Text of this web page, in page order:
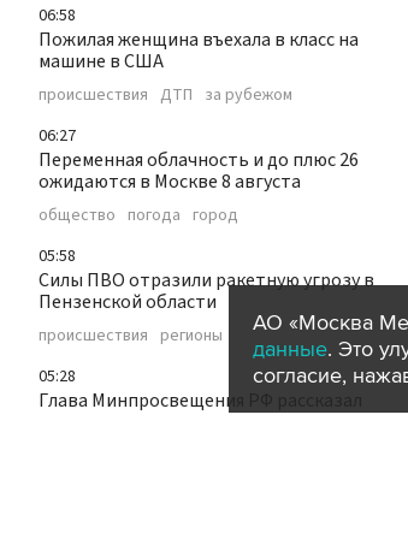
06:58
Пожилая женщина въехала в класс на
машине в США
происшествия ДТП за рубежом
06:27
Переменная облачность и до плюс 26
ожидаются в Москве 8 августа
общество погода город
05:58
Силы ПВО отразили ракетную угрозу в
Пензенской области
происшествия регионы
05:28
Глава Минпросвещения РФ рассказал
АО «Москва
данные. Это
согласие,